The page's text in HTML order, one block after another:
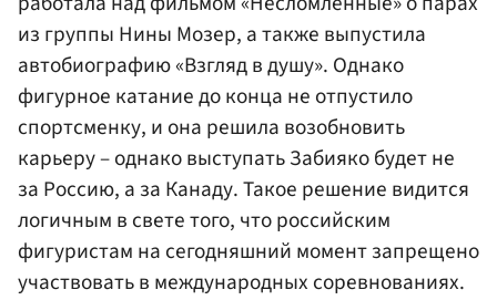
из группы Нины Мозер, а также выпустила
автобиографию «Взгляд в душу». Однако
фигурное катание до конца не отпустило
спортсменку, и она решила возобновить
карьеру – однако выступать Забияко будет не
за Россию, а за Канаду. Такое решение видится
логичным в свете того, что российским
фигуристам на сегодняшний момент запрещено
участвовать в международных соревнованиях.